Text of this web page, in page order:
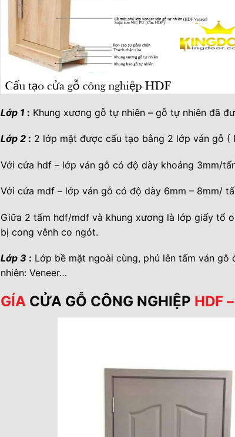
Lớp 1 : Khung xương gỗ tự nhiên – gỗ tự nhiên đã
Lớp 2: 2 lớp mặt được cấu tạo bằng 2 lớp ván gỗ (
Với cửa hdf – lớp ván gỗ có độ dày khoảng 3mm/
Với cửa mdf – lớp ván gỗ có độ dày 6mm – 8mm/
Giữa 2 tấm hdf/mdf và khung xương là lớp giấy tổ
bị cong vênh co ngót.
Lớp 3 : Lớp bề mặt ngoài cùng, phủ lên tấm ván
nhiên: Veneer…
GÍA CỬA GỖ CÔNG NGHIỆP HDF